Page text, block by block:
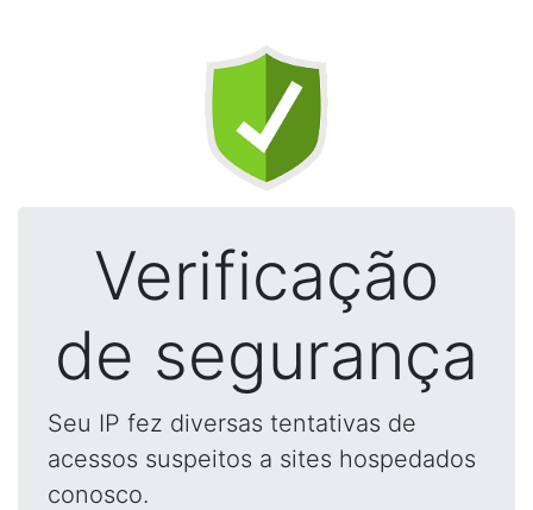
Verificação
de segurança
Seu IP fez diversas tentativas de
acessos suspeitos a sites hospedados
conosco.